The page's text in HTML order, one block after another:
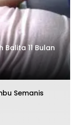
Balita 11 Bulan
Semanis